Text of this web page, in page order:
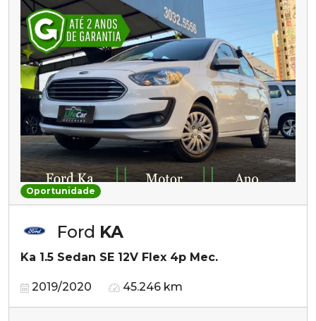
Oportunidade
Ford KA
Ka 1.5 Sedan SE 12V Flex 4p Mec.
2019/2020 45.246 km